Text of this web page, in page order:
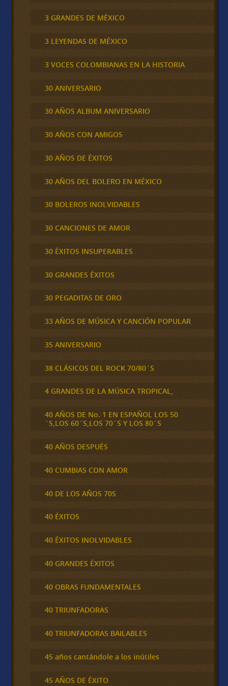
3 GRANDES DE MÉXICO
3 LEYENDAS DE MÉXICO
3 VOCES COLOMBIANAS EN LA HISTORIA
30 ANIVERSARIO
30 AÑOS ALBUM ANIVERSARIO
30 AÑOS CON AMIGOS
30 AÑOS DE ÉXITOS
30 AÑOS DEL BOLERO EN MÉXICO
30 BOLEROS INOLVIDABLES
30 CANCIONES DE AMOR
30 ÉXITOS INSUPERABLES
30 GRANDES ÉXITOS
30 PEGADITAS DE ORO
33 AÑOS DE MÚSICA Y CANCIÓN POPULAR
35 ANIVERSARIO
38 CLÁSICOS DEL ROCK 70/80´S
4 GRANDES DE LA MÚSICA TROPICAL,
40 AÑOS DE No. 1 EN ESPAÑOL LOS 50
´S,LOS 60´S,LOS 70´S Y LOS 80´S
40 AÑOS DESPUÉS
40 CUMBIAS CON AMOR
40 DE LOS AÑOS 70S
40 ÉXITOS
40 ÉXITOS INOLVIDABLES
40 GRANDES ÉXITOS
40 OBRAS FUNDAMENTALES
40 TRIUNFADORAS
40 TRIUNFADORAS BAILABLES
45 años cantándole a los inútiles
45 AÑOS DE ÉXITO